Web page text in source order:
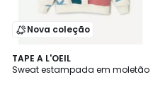
Nova coleção
TAPE A L'OEIL
Sweat estampada em moletão